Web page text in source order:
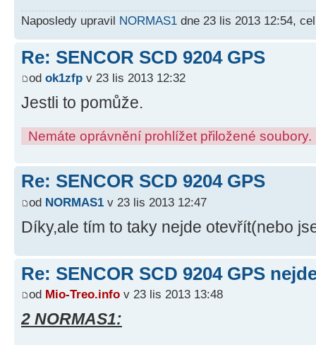
Naposledy upravil NORMAS1 dne 23 lis 2013 12:54,
Re: SENCOR SCD 9204 GPS
od ok1zfp v 23 lis 2013 12:32
Jestli to pomůže.
Nemáte oprávnění prohlížet přiložené soubory.
Re: SENCOR SCD 9204 GPS
od NORMAS1 v 23 lis 2013 12:47
Díky,ale tím to taky nejde otevřít(nebo
Re: SENCOR SCD 9204 GPS
od Mio-Treo.info v 23 lis 2013 13:48
2 NORMAS1: